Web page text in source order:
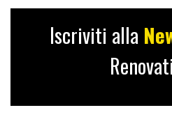
Iscriviti alla